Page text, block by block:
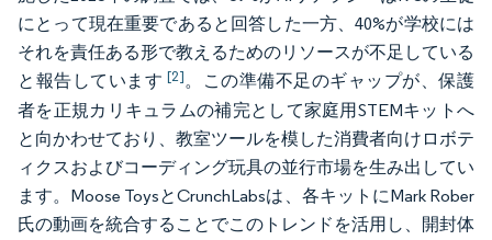
にとって現在重要であると回答した一方、40%が学校には
それを責任ある形で教えるためのリソースが不足している
と報告しています [2]。この準備不足のギャップが、保護
者を正規カリキュラムの補完として家庭用STEMキットへ
と向かわせており、教室ツールを模した消費者向けロボテ
ィクスおよびコーディング玩具の並行市場を生み出してい
ます。Moose ToysとCrunchLabsは、各キットにMark Rober
氏の動画を統合することでこのトレンドを活用し、開封体